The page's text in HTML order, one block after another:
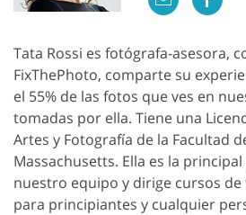
Tata Rossi es fotógrafa-asesora,
FixThePhoto, comparte su
el 55% de las fotos que ves en
tomadas por ella. Tiene una
Artes y Fotografía de la Facultad
Massachusetts. Ella es la
nuestro equipo y dirige cursos
para principiantes y cualquier